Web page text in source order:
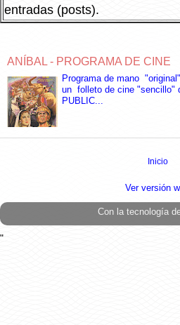
entradas (posts).
ANÍBAL - PROGRAMA DE CINE
Programa de mano
un folleto de cine "sencillo"
PUBLIC...
Inicio
Ver versión
Con la tecnología
"